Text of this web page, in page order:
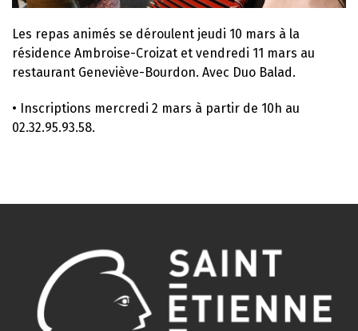
Les repas animés se déroulent jeudi 10 mars à la
résidence Ambroise-Croizat et vendredi 11 mars au
restaurant Geneviève-Bourdon. Avec Duo Balad.
• Inscriptions mercredi 2 mars à partir de 10h au
02.32.95.93.58.